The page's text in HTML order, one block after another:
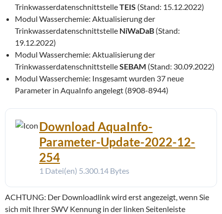
TrinkwasserdatenschnittstelleTEIS (Stand: 15.12.2022)
Modul Wasserchemie: Aktualisierung der
Trinkwasserdatenschnittstelle NiWaDaB (Stand:
19.12.2022)
Modul Wasserchemie: Aktualisierung der
TrinkwasserdatenschnittstelleSEBAM (Stand: 30.09.2022)
Modul Wasserchemie: Insgesamt wurden 37 neue
Parameter in AquaInfo angelegt (8908-8944)
Download AquaInfo-
Parameter-Update-2022-12-
254
1 Datei(en) 5.300.14 Bytes
ACHTUNG: Der Downloadlink wird erst angezeigt, wenn Sie
sich mit Ihrer SWV Kennung in der linken Seitenleiste